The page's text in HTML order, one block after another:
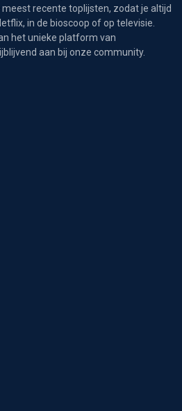
meest recente toplijsten, zodat je altijd
in de bioscoop of op televisie.
het unieke platform van
aan bij onze community.